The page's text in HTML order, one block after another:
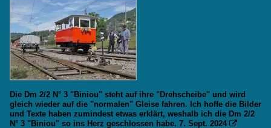
Die Dm 2/2 N° 3 "Biniou" steht auf ihre "Drehscheibe" und wird
gleich wieder auf die "normalen" Gleise fahren. Ich hoffe die Bilder
und Texte haben zumindest etwas erklärt, weshalb ich die Dm 2/2
N° 3 "Biniou" so ins Herz geschlossen habe. 7. Sept. 2024
